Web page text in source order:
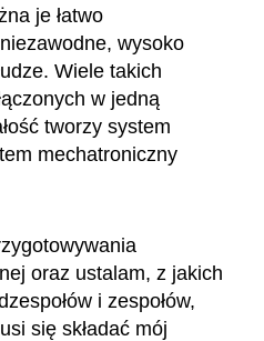
je łatwo
wysoko
Wiele takich
w jedną
tworzy system
mechatroniczny
oraz ustalam, z jakich
i zespołów,
się składać mój